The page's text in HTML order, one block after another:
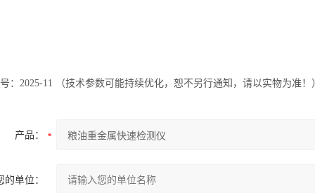
：2025-11 （技术参数可能持续优化，恕不另行通知，请以实物为准！
产品：
的单位：